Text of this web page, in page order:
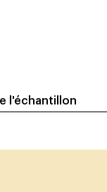
l'échantillon